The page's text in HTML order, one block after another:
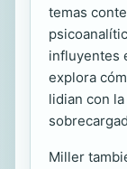
temas
influyentes
explora
lidian con
Miller